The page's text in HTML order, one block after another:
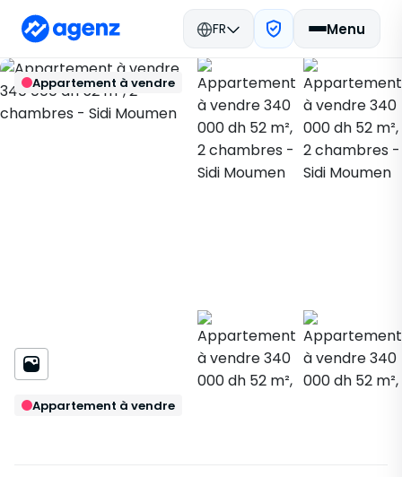
FR Menu
Retour
Immobilier Maroc
Acheter
Casablanca Appartement
Sidi Moumen
Enregistrer
Appartement à vendre
Appartement à vendre